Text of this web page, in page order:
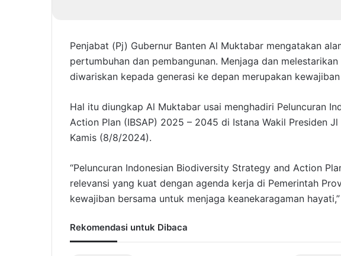
Penjabat (Pj) Gubernur Banten Al Muktabar mengatakan
pertumbuhan dan pembangunan. Menjaga dan
diwariskan kepada generasi ke depan merupakan
Hal itu diungkap Al Muktabar usai menghadiri Peluncuran
Action Plan (IBSAP) 2025 – 2045 di Istana Wakil Presiden
Kamis (8/8/2024).
“Peluncuran Indonesian Biodiversity Strategy and Action
relevansi yang kuat dengan agenda kerja di Pemerintah
kewajiban bersama untuk menjaga keanekaragaman
Rekomendasi untuk Dibaca